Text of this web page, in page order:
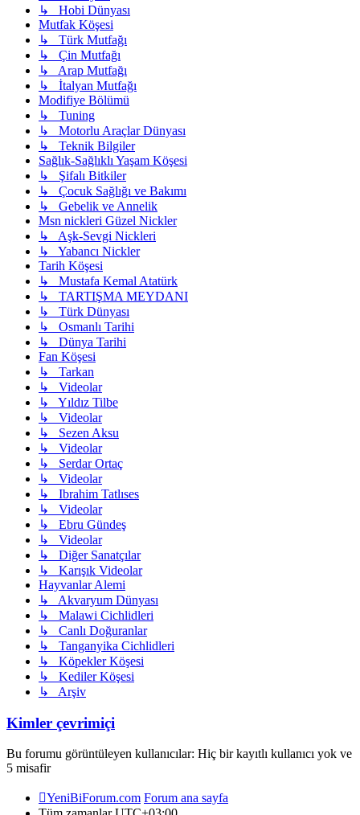
↳ Hobi Dünyası
Mutfak Köşesi
↳ Türk Mutfağı
↳ Çin Mutfağı
↳ Arap Mutfağı
↳ İtalyan Mutfağı
Modifiye Bölümü
↳ Tuning
↳ Motorlu Araçlar Dünyası
↳ Teknik Bilgiler
Sağlık-Sağlıklı Yaşam Köşesi
↳ Şifalı Bitkiler
↳ Çocuk Sağlığı ve Bakımı
↳ Gebelik ve Annelik
Msn nickleri Güzel Nickler
↳ Aşk-Sevgi Nickleri
↳ Yabancı Nickler
Tarih Köşesi
↳ Mustafa Kemal Atatürk
↳ TARTIŞMA MEYDANI
↳ Türk Dünyası
↳ Osmanlı Tarihi
↳ Dünya Tarihi
Fan Köşesi
↳ Tarkan
↳ Videolar
↳ Yıldız Tilbe
↳ Videolar
↳ Sezen Aksu
↳ Videolar
↳ Serdar Ortaç
↳ Videolar
↳ Ibrahim Tatlıses
↳ Videolar
↳ Ebru Gündeş
↳ Videolar
↳ Diğer Sanatçılar
↳ Karışık Videolar
Hayvanlar Alemi
↳ Akvaryum Dünyası
↳ Malawi Cichlidleri
↳ Canlı Doğuranlar
↳ Tanganyika Cichlidleri
↳ Köpekler Köşesi
↳ Kediler Köşesi
↳ Arşiv
Kimler çevrimiçi
Bu forumu görüntüleyen kullanıcılar: Hiç bir kayıtlı kullanıcı yok ve
5 misafir
YeniBiForum.com Forum ana sayfa